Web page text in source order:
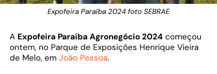
Expofeira Paraíba 2024 foto SEBRAE
A Expofeira Paraíba Agronegócio 2024 começou
ontem, no Parque de Exposições Henrique Vieira
de Melo, em João Pessoa.